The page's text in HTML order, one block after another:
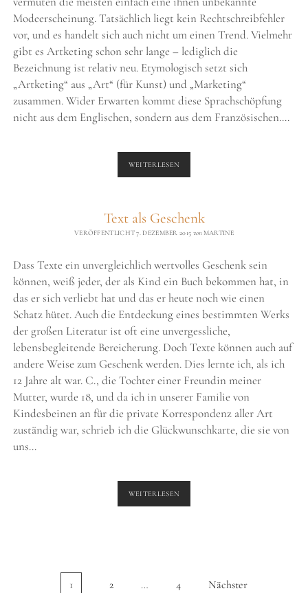
Modeerscheinung. Tatsächlich liegt kein Rechtschreibfehler
vor, und es handelt sich auch nicht um einen Trend. Vielmehr
gibt es Artketing schon sehr lange – lediglich die
Bezeichnung ist relativ neu. Etymologisch setzt sich
„Artketing“ aus „Art“ (für Kunst) und „Marketing“
zusammen. Wider Erwarten kommt diese Sprachschöpfung
nicht aus dem Englischen, sondern aus dem Französischen.…
WEITERLESEN
Text als Geschenk
VERÖFFENTLICHT 7. DEZEMBER 2015 von MARTINE
Dass Texte ein unvergleichlich wertvolles Geschenk sein
können, weiß jeder, der als Kind ein Buch bekommen hat, in
das er sich verliebt hat und das er heute noch wie einen
Schatz hütet. Auch die Entdeckung eines bestimmten Werks
der großen Literatur ist oft eine unvergessliche,
lebensbegleitende Bereicherung. Doch Texte können auch auf
andere Weise zum Geschenk werden. Dies lernte ich, als ich
12 Jahre alt war. C., die Tochter einer Freundin meiner
Mutter, wurde 18, und da ich in unserer Familie von
Kindesbeinen an für die private Korrespondenz aller Art
zuständig war, schrieb ich die Glückwunschkarte, die sie von
uns…
WEITERLESEN
ALS
Seitennummerierung
1 2 … 4 Nächster